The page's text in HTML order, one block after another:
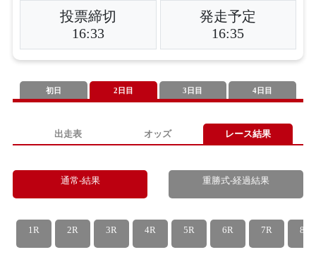
投票締切
16:33
発走予定
16:35
初日 2日目 3日目 4日目
出走表 オッズ レース結果
通常-結果 重勝式-経過結果
1R 2R 3R 4R 5R 6R 7R 8R